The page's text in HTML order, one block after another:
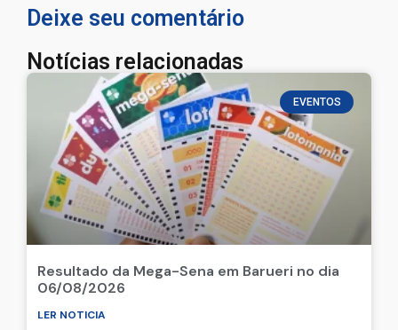
Deixe seu comentário
Notícias relacionadas
EVENTOS
Resultado da Mega-Sena em Barueri no dia
06/08/2026
LER NOTICIA